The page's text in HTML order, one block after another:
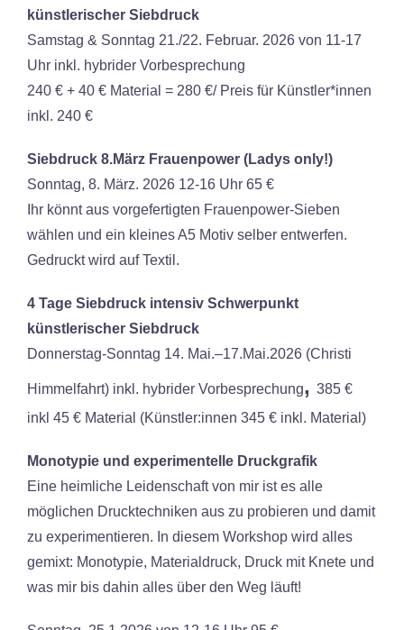
künstlerischer Siebdruck
Samstag & Sonntag 21./22. Februar. 2026 von 11-17
Uhr inkl. hybrider Vorbesprechung
240 € + 40 € Material = 280 €/ Preis für Künstler*innen
inkl. 240 €
Siebdruck 8.März Frauenpower (Ladys only!)
Sonntag, 8. März. 2026 12-16 Uhr 65 €
Ihr könnt aus vorgefertigten Frauenpower-Sieben
wählen und ein kleines A5 Motiv selber entwerfen.
Gedruckt wird auf Textil.
4 Tage Siebdruck intensiv Schwerpunkt
künstlerischer Siebdruck
Donnerstag-Sonntag 14. Mai.–17.Mai.2026 (Christi
Himmelfahrt) inkl. hybrider Vorbesprechung, 385 €
inkl 45 € Material (Künstler:innen 345 € inkl. Material)
Monotypie und experimentelle Druckgrafik
Eine heimliche Leidenschaft von mir ist es alle
möglichen Drucktechniken aus zu probieren und damit
zu experimentieren. In diesem Workshop wird alles
gemixt: Monotypie, Materialdruck, Druck mit Knete und
was mir bis dahin alles über den Weg läuft!